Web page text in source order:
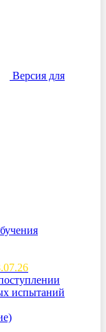
Версия для
испытаний